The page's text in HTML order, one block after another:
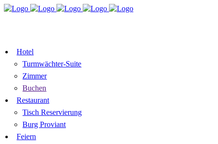
Hotel
Turmwächter-Suite
Zimmer
Buchen
Restaurant
Tisch Reservierung
Burg Proviant
Feiern